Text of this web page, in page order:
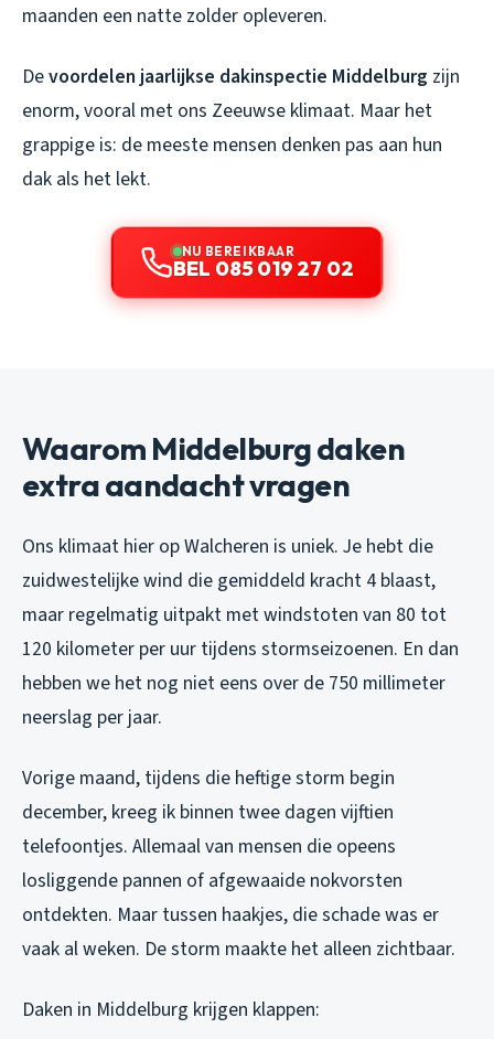
maanden een natte zolder opleveren.
Devoordelen jaarlijkse dakinspectie Middelburg zijn
enorm, vooral met ons Zeeuwse klimaat. Maar het
grappige is: de meeste mensen denken pas aan hun
dak als het lekt.
NU BEREIKBAAR
BEL 085 019 27 02
Waarom Middelburg daken
extra aandacht vragen
Ons klimaat hier op Walcheren is uniek. Je hebt die
zuidwestelijke wind die gemiddeld kracht 4 blaast,
maar regelmatig uitpakt met windstoten van 80 tot
120 kilometer per uur tijdens stormseizoenen. En dan
hebben we het nog niet eens over de 750 millimeter
neerslag per jaar.
Vorige maand, tijdens die heftige storm begin
december, kreeg ik binnen twee dagen vijftien
telefoontjes. Allemaal van mensen die opeens
losliggende pannen of afgewaaide nokvorsten
ontdekten. Maar tussen haakjes, die schade was er
vaak al weken. De storm maakte het alleen zichtbaar.
Daken in Middelburg krijgen klappen: